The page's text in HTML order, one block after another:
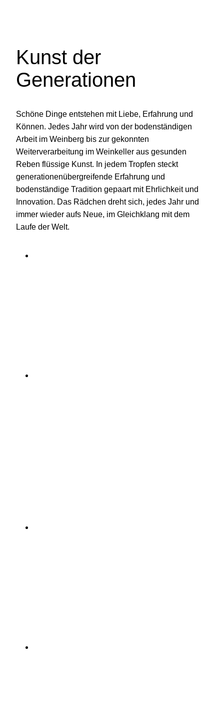
Kunst der
Generationen
Schöne Dinge entstehen mit Liebe, Erfahrung und
Können. Jedes Jahr wird von der bodenständigen
Arbeit im Weinberg bis zur gekonnten
Weiterverarbeitung im Weinkeller aus gesunden
Reben flüssige Kunst. In jedem Tropfen steckt
generationenübergreifende Erfahrung und
bodenständige Tradition gepaart mit Ehrlichkeit und
Innovation. Das Rädchen dreht sich, jedes Jahr und
immer wieder aufs Neue, im Gleichklang mit dem
Laufe der Welt.